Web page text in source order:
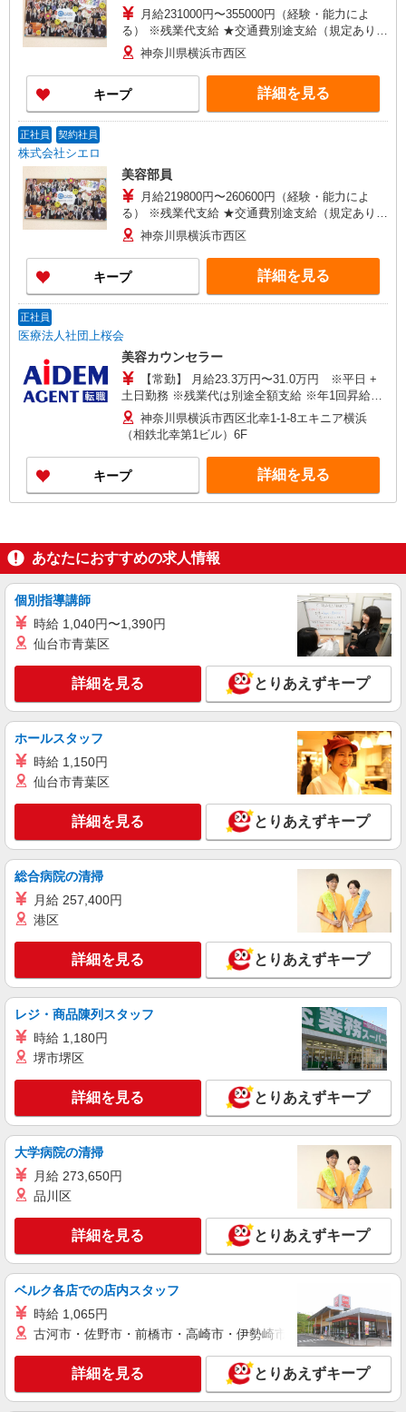
月給231000円〜355000円（経験・能力によ
る） ※残業代支給 ★交通費別途支給（規定あり）
゜+゜・。○。・゜+゜・。○。・゜+゜ 入社祝い金
10万円支給(規定有) お友達を紹介頂くと, インセン
ティブ支給(規定有) ゜・。○。・゜+゜・。
○。・゜+゜
神奈川県横浜市西区
キープ 詳細を見る
正社員 契約社員
株式会社シエロ
美容部員
月給219800円〜260600円（経験・能力によ
る） ※残業代支給 ★交通費別途支給（規定あり）
゜+゜・。○。・゜+゜・。○。・゜+゜ 入社祝い金
10万円支給(規定有) お友達を紹介頂くと, インセン
ティブ支給(規定有) ゜・。○。・゜+゜・。
○。・゜+゜
神奈川県横浜市西区
キープ 詳細を見る
正社員
医療法人社団上桜会
美容カウンセラー
【常勤】 月給23.3万円〜31.0万円 ※平日 +
土日勤務 ※残業代は別途全額支給 ※年1回昇給あ
り（4/1時点で入社1年以上経過した者が対象） ■
賞与 年 2回（6月・12月）
神奈川県横浜市西区北幸1-1-8エキニア横浜
（相鉄北幸第1ビル）6F
キープ 詳細を見る
あなたにおすすめの求人情報
個別指導講師
時給 1,040円〜1,390円
仙台市青葉区
詳細を見る とりあえずキープ
ホールスタッフ
時給 1,150円
仙台市青葉区
詳細を見る とりあえずキープ
総合病院の清掃
月給 257,400円
港区
詳細を見る とりあえずキープ
レジ・商品陳列スタッフ
時給 1,180円
堺市堺区
詳細を見る とりあえずキープ
大学病院の清掃
月給 273,650円
品川区
詳細を見る とりあえずキープ
ベルク各店での店内スタッフ
時給 1,065円
古河市・佐野市・前橋市・高崎市・伊勢崎市・太田市・館林市
詳細を見る とりあえずキープ